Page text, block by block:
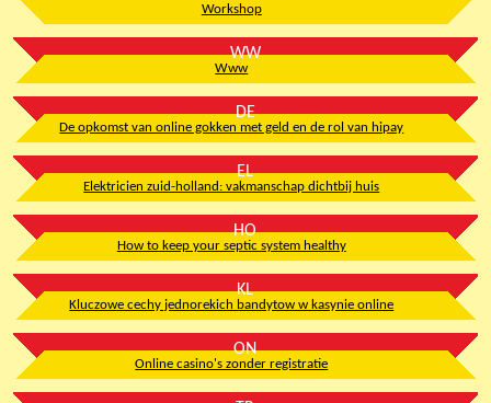
Workshop
WW
Www
DE
De opkomst van online gokken met geld en de rol van hipay
EL
Elektricien zuid-holland: vakmanschap dichtbij huis
HO
How to keep your septic system healthy
KL
Kluczowe cechy jednorekich bandytow w kasynie online
ON
Online casino's zonder registratie